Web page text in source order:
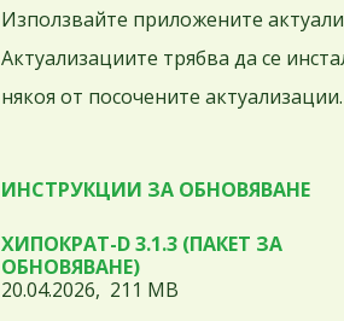
Използвайте приложените
Актуализациите трябва да се
някоя от посочените актуализации.
ИНСТРУКЦИИ ЗА ОБНОВЯВАНЕ
ХИПОКРАТ-D 3.1.3 (ПАКЕТ ЗА
ОБНОВЯВАНЕ)
20.04.2026, 211 MB